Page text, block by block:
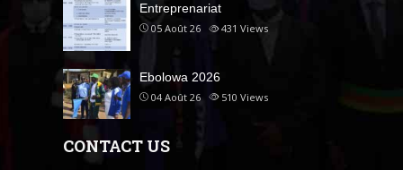
Entreprenariat
05 Août 26 431 Views
Ebolowa 2026
04 Août 26 510 Views
CONTACT US